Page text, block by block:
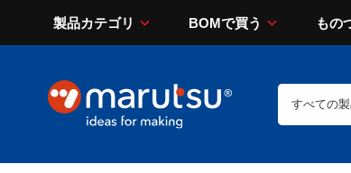
製品カテゴリ BOMで買う もの